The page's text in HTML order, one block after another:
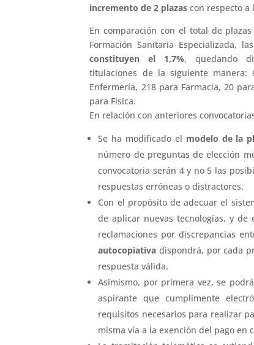
incremento de 2 plazas con respecto a
En comparación con el total de
Formación Sanitaria Especializada,
constituyen el 1,7%, quedando
titulaciones de la siguiente manera:
Enfermería, 218 para Farmacia, 20
para Física.
En relación con anteriores
Se ha modificado el modelo de la
número de preguntas de elección
convocatoria serán 4 y no 5 las
respuestas erróneas o distractores.
Con el propósito de adecuar el
de aplicar nuevas tecnologías, y
reclamaciones por discrepancias
autocopiativadispondrá, por cada
respuesta válida.
Asimismo, por primera vez, se
aspirante que cumplimente
requisitos necesarios para realizar
misma vía a la exención del pago en